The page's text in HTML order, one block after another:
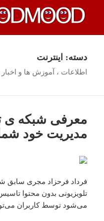
چیزای خووب مووب
دسته: اينترنت
اطلاعات ، آموزش ها و
معرفی شبکه ی
مدیریت خود
فرداد فرحزاد مجری
تلویزیونی بدون محتوا
می‌شود توسط کاربران